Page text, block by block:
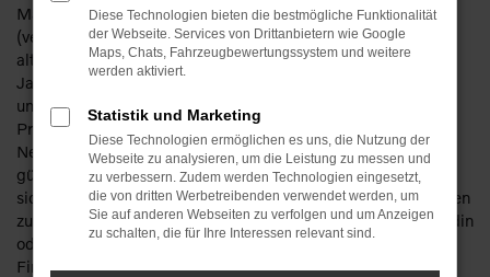
Manchmal fällt die Entscheidung zwischen einem
(vermeintlich teuren) Neuwagen und einem (vermeintlich
alten) Gebrauchten schwer. Mit einem Volvo V60
Jahreswagen für Halle (Saale) umgehen Sie dieses Problem
und erhalten in allen Bereichen das perfekte Fahrzeug.
Preislich heben sich Volvo V60 Jahreswagen deutlich von
Neuwagen ab und spielen voll und ganz in der Liga der
günstigen Gebrauchten. Wir sorgen dafür, dass Sie ganz
sicher nicht tief in die Tasche greifen müssen und bieten Ihnen
zudem erstklassige Qualität. Natürlich stehen Ihnen als Kundin
oder Kunde aus Halle (Saale) auch unsere cleveren
Finanzierungsangebote zur Verfügung und Sie zahlen in
Diese Technologien bieten die bestmögliche Funktionalität
der Webseite. Services von Drittanbietern wie Google
Maps, Chats, Fahrzeugbewertungssystem und weitere
werden aktiviert.
Statistik und Marketing
Diese Technologien ermöglichen es uns, die Nutzung der
Webseite zu analysieren, um die Leistung zu messen und
zu verbessern. Zudem werden Technologien eingesetzt,
die von dritten Werbetreibenden verwendet werden, um
Sie auf anderen Webseiten zu verfolgen und um Anzeigen
zu schalten, die für Ihre Interessen relevant sind.